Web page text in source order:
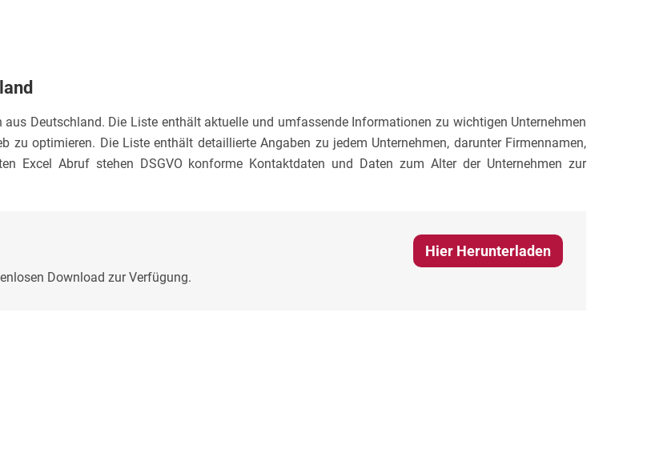
Deutschland. Die Liste enthält aktuelle und umfassende Informationen zu wichtigen Unternehmen
zu optimieren. Die Liste enthält detaillierte Angaben zu jedem Unternehmen, darunter Firmennamen,
Excel Abruf stehen DSGVO konforme Kontaktdaten und Daten zum Alter der Unternehmen zur
Hier Herunterladen
Download zur Verfügung.